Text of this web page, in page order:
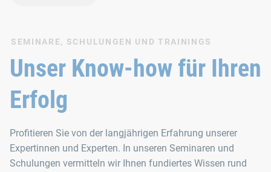
SEMINARE, SCHULUNGEN UND TRAININGS
Unser Know-how für Ihren
Erfolg
Profitieren Sie von der langjährigen Erfahrung unserer
Expertinnen und Experten. In unseren Seminaren und
Schulungen vermitteln wir Ihnen fundiertes Wissen rund